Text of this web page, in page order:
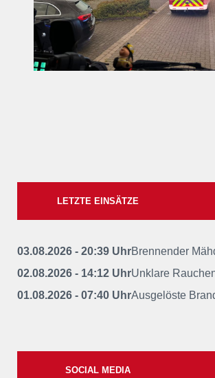
LETZTE EINSÄTZE
03.08.2026 - 20:39 UhrBrennender
02.08.2026 - 14:12 UhrUnklare
01.08.2026 - 07:40 UhrAusgelöste
SOCIAL MEDIA